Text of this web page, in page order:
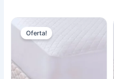
Oferta!